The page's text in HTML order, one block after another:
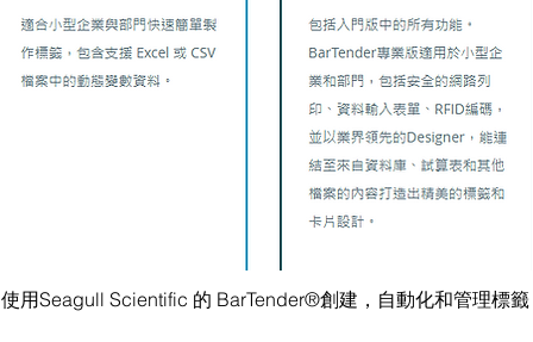
使用Seagull Scientific 的 BarTender®創建，自動化和管理標籤